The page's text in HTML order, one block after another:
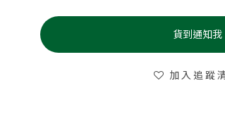
貨到通知我
加入追蹤